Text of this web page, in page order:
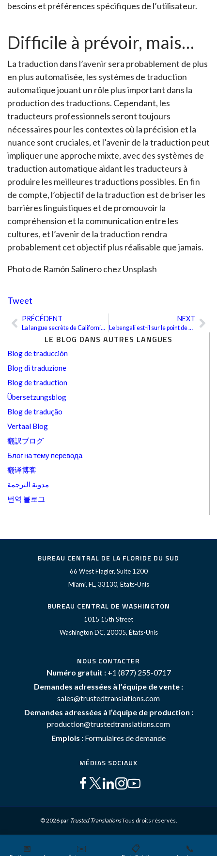
LE BLOG DANS AUTRES LANGUES
Blog de traducción
Blog di traduzione
Blog de traduction
Übersetzungsblog
Blog de tradução
Vertaal Blog
翻訳ブログ
Блог на тему перевода
翻译博客
مدونة الترجمة
번역 블로그
besoins et préférences spécifiques de l’utilisateur.
Difficile à prévoir, mais…
La traduction dans l’avenir sera probablement de plus
en plus automatisée, les systèmes de traduction
automatique jouant un rôle plus important dans la
production des traductions. Cependant, les
traducteurs professionnels seront toujours
nécessaires pour les contextes où la précision et la
nuance sont cruciales, et l’avenir de la traduction peut
impliquer une approche mixte, avec des systèmes de
traduction automatique aidant les traducteurs à
produire les meilleures traductions possibles. En fin
de compte, l’objectif de la traduction est de briser les
barrières linguistiques et de promouvoir la
compréhension et la communication entre les
cultures, et l’avenir de la traduction rendra
probablement cet objectif plus réalisable que jamais.
Photo de Ramón Salinero chez Unsplash
Tweet
Précédent
PRÉCÉDENT
La langue secrète de Californie: le boontling
NEXT
Le bengali est-il sur le point de connaître une montée en popularité ?
BUREAU CENTRAL DE LA FLORIDE DU SUD
66 West Flagler, Suite 1200
Miami, FL, 33130, États-Unis
BUREAU CENTRAL DE WASHINGTON
1015 15th Street
Washington DC, 20005, États-Unis
NOUS CONTACTER
Numéro gratuit : +1 (877) 255-0717
Demandes adressées à l’équipe de vente :
sales@trustedtranslations.com
Demandes adressées à l’équipe de production :
production@trustedtranslations.com
Emplois : Formulaires de demande
MÉDIAS SOCIAUX
© 2026 par Trusted TranslationsTous droits réservés.
Plan du site Conditions générales Politique de Confidentialité
📅 ✉️ 📋 📞